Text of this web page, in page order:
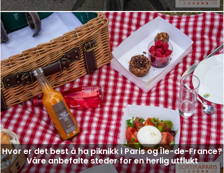
Hvor er det best å ha piknikk i Paris og Île-de-France?
Våre anbefalte steder for en herlig utflukt